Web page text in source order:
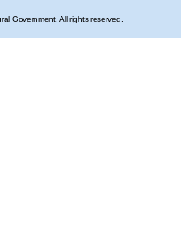
Government. All rights reserved.